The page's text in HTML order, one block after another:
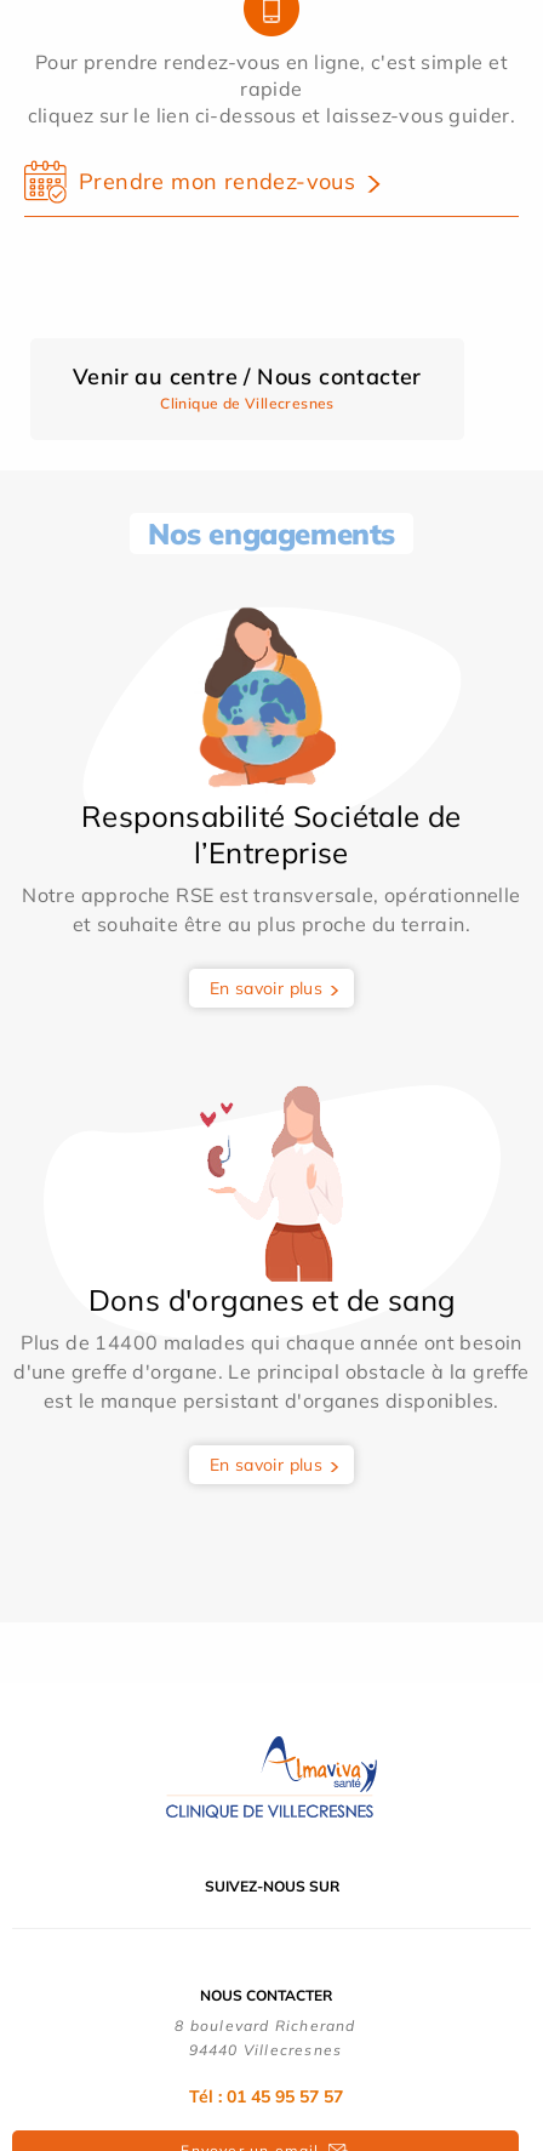
Pour prendre rendez-vous en ligne, c'est simple et
rapide
cliquez sur le lien ci-dessous et laissez-vous guider.
Prendre mon rendez-vous
Venir au centre / Nous contacter
Clinique de Villecresnes
Nos engagements
Responsabilité Sociétale de
l’Entreprise
Notre approche RSE est transversale, opérationnelle
et souhaite être au plus proche du terrain.
En savoir plus
Dons d'organes et de sang
Plus de 14400 malades qui chaque année ont besoin
d'une greffe d'organe. Le principal obstacle à la greffe
est le manque persistant d'organes disponibles.
En savoir plus
SUIVEZ-NOUS SUR
NOUS CONTACTER
8 boulevard Richerand
94440 Villecresnes
Tél : 01 45 95 57 57